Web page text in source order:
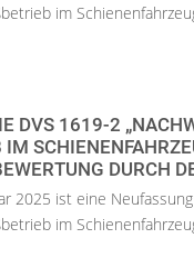
im
DVS 1619-2
DURCH
2025 ist eine
im